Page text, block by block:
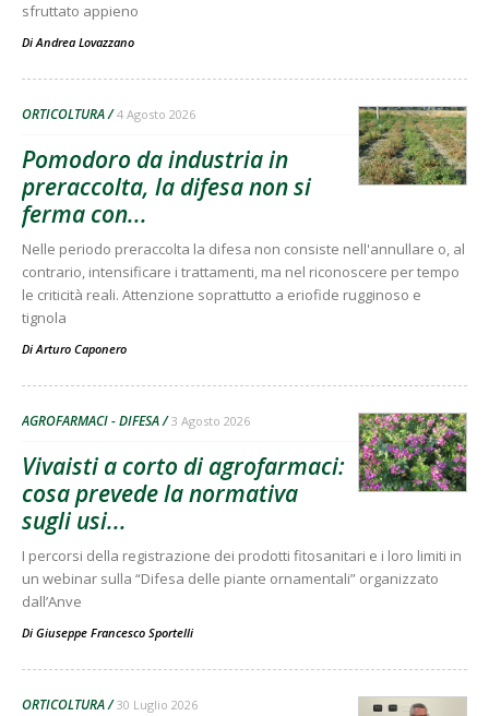
sfruttato appieno
DiAndrea Lovazzano
ORTICOLTURA 4 Agosto 2026
Pomodoro da industria in
preraccolta, la difesa non si
ferma con...
Nelle periodo preraccolta la difesa non consiste nell'annullare o, al
contrario, intensificare i trattamenti, ma nel riconoscere per tempo
le criticità reali. Attenzione soprattutto a eriofide rugginoso e
tignola
DiArturo Caponero
AGROFARMACI - DIFESA 3 Agosto 2026
Vivaisti a corto di agrofarmaci:
cosa prevede la normativa
sugli usi...
I percorsi della registrazione dei prodotti fitosanitari e i loro limiti in
un webinar sulla “Difesa delle piante ornamentali” organizzato
dall’Anve
Di Giuseppe Francesco Sportelli
ORTICOLTURA 30 Luglio 2026